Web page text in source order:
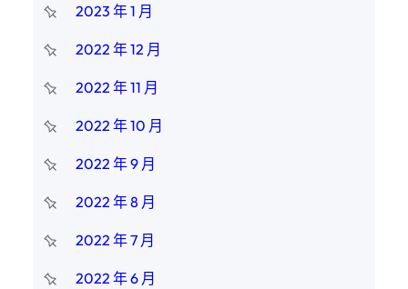
2023 年 1 月
2022 年 12 月
2022 年 11 月
2022 年 10 月
2022 年 9 月
2022 年 8 月
2022 年 7 月
2022 年 6 月